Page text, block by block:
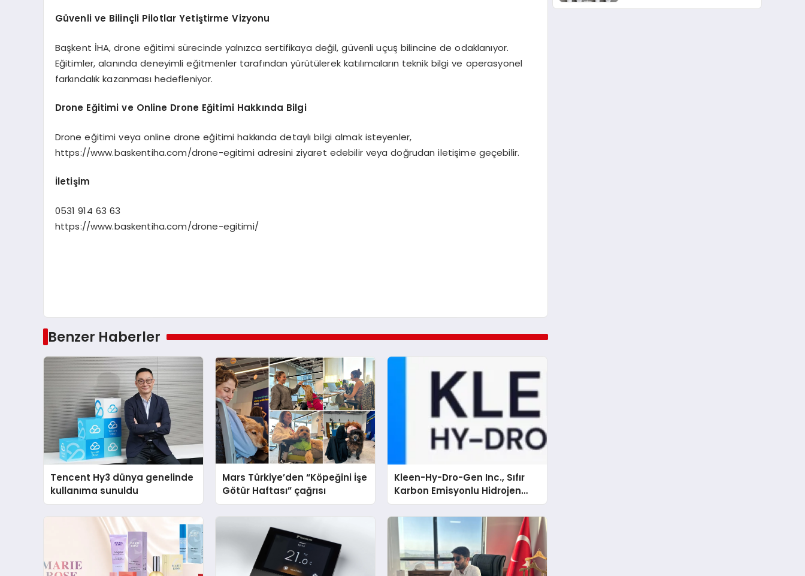
Güvenli ve Bilinçli Pilotlar Yetiştirme Vizyonu
Başkent İHA, drone eğitimi sürecinde yalnızca sertifikaya değil, güvenli uçuş bilincine de odaklanıyor.
Eğitimler, alanında deneyimli eğitmenler tarafından yürütülerek katılımcıların teknik bilgi ve operasyonel
farkındalık kazanması hedefleniyor.
Drone Eğitimi ve Online Drone Eğitimi Hakkında Bilgi
Drone eğitimi veya online drone eğitimi hakkında detaylı bilgi almak isteyenler,
https://www.baskentiha.com/drone-egitimi adresini ziyaret edebilir veya doğrudan iletişime geçebilir.
İletişim
0531 914 63 63
https://www.baskentiha.com/drone-egitimi/
Benzer Haberler
Tencent Hy3 dünya genelinde
kullanıma sunuldu
Mars Türkiye’den “Köpeğini İşe
Götür Haftası” çağrısı
Kleen-Hy-Dro-Gen Inc., Sıfır
Karbon Emisyonlu Hidrojen
Isıtma Teknolojisinde ISO ve
TSSA Düzenleyici Onaylarını
Aldı